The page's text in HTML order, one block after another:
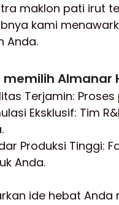
maklon pati irut
kami
Anda.
Almanar
Terjamin:
Eksklusif: Tim
Produksi Tinggi:
Anda.
ide hebat Anda